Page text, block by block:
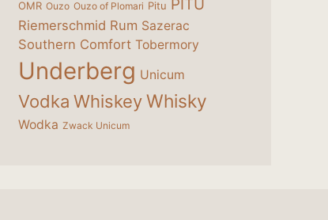
OMR Ouzo Ouzo of Plomari Pitu PITÚ
Riemerschmid Rum Sazerac
Southern Comfort Tobermory
Underberg Unicum
Vodka WhiskeyWhisky
Wodka Zwack Unicum